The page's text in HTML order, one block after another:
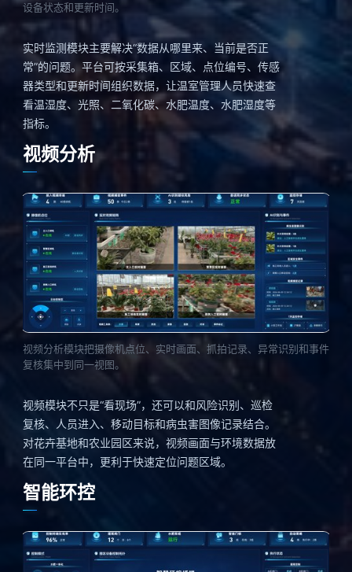
设备状态和更新时间。
实时监测模块主要解决“数据从哪里来、当前是否正
常”的问题。平台可按采集箱、区域、点位编号、传感
器类型和更新时间组织数据，让温室管理人员快速查
看温湿度、光照、二氧化碳、水肥温度、水肥湿度等
指标。
视频分析
视频分析模块把摄像机点位、实时画面、抓拍记录、异常识别和事件
复核集中到同一视图。
视频模块不只是“看现场”，还可以和风险识别、巡检
复核、人员进入、移动目标和病虫害图像记录结合。
对花卉基地和农业园区来说，视频画面与环境数据放
在同一平台中，更利于快速定位问题区域。
智能环控